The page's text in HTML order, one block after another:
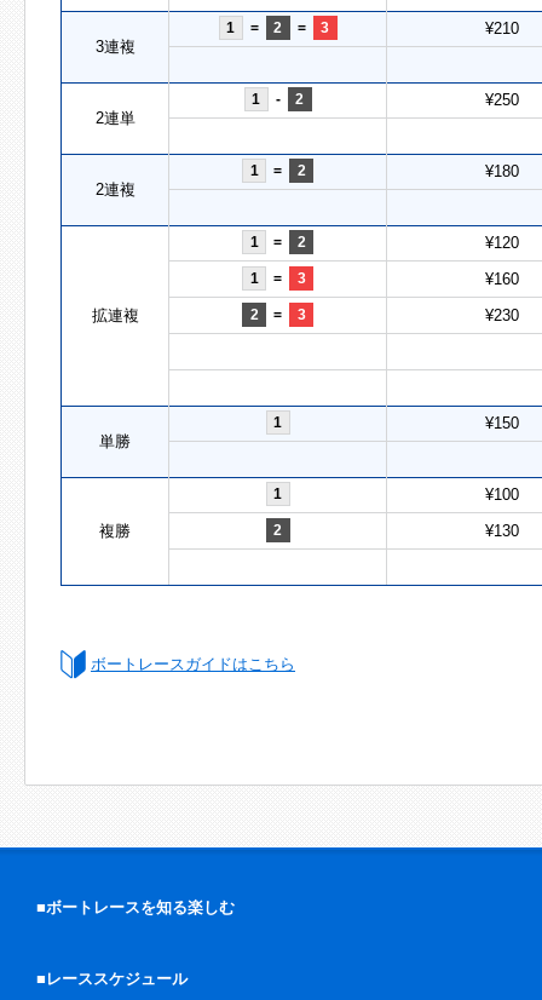
3連複
1 = 2 = 3 ¥210
2連単
1 - 2 ¥250
2連複
1 = 2 ¥180
拡連複
1 = 2 ¥120
1 = 3 ¥160
2 = 3 ¥230
単勝
1 ¥150
複勝
1 ¥100
2 ¥130
ボートレースガイドはこちら
■ボートレースを知る楽しむ
■レーススケジュール